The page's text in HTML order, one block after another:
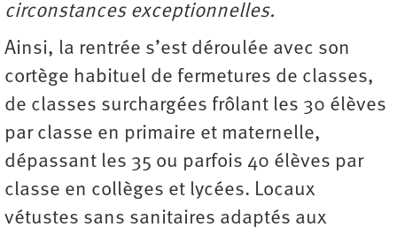
circonstances exceptionnelles.
Ainsi, la rentrée s’est déroulée avec son
cortège habituel de fermetures de classes,
de classes surchargées frôlant les 30 élèves
par classe en primaire et maternelle,
dépassant les 35 ou parfois 40 élèves par
classe en collèges et lycées. Locaux
vétustes sans sanitaires adaptés aux